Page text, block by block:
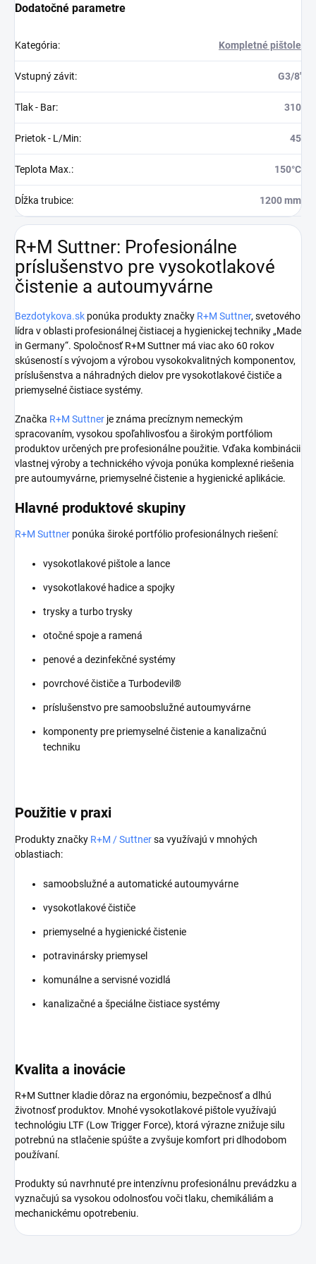
Dodatočné parametre
Kategória: Kompletné pištole
Vstupný závit: G3/8'
Tlak - Bar: 310
Prietok - L/Min: 45
Teplota Max.: 150°C
Dĺžka trubice: 1200 mm
R+M Suttner: Profesionálne
príslušenstvo pre vysokotlakové
čistenie a autoumyvárne
Bezdotykova.sk ponúka produkty značky R+M Suttner, svetového
lídra v oblasti profesionálnej čistiacej a hygienickej techniky „Made
in Germany“. Spoločnosť R+M Suttner má viac ako 60 rokov
skúseností s vývojom a výrobou vysokokvalitných komponentov,
príslušenstva a náhradných dielov pre vysokotlakové čističe a
priemyselné čistiace systémy.
Značka R+M Suttner je známa precíznym nemeckým
spracovaním, vysokou spoľahlivosťou a širokým portfóliom
produktov určených pre profesionálne použitie. Vďaka kombinácii
vlastnej výroby a technického vývoja ponúka komplexné riešenia
pre autoumyvárne, priemyselné čistenie a hygienické aplikácie.
Hlavné produktové skupiny
R+M Suttner ponúka široké portfólio profesionálnych riešení:
vysokotlakové pištole a lance
vysokotlakové hadice a spojky
trysky a turbo trysky
otočné spoje a ramená
penové a dezinfekčné systémy
povrchové čističe a Turbodevil®
príslušenstvo pre samoobslužné autoumyvárne
komponenty pre priemyselné čistenie a kanalizačnú
techniku
Použitie v praxi
Produkty značky R+M / Suttnersa využívajú v mnohých
oblastiach:
samoobslužné a automatické autoumyvárne
vysokotlakové čističe
priemyselné a hygienické čistenie
potravinársky priemysel
komunálne a servisné vozidlá
kanalizačné a špeciálne čistiace systémy
Kvalita a inovácie
R+M Suttner kladie dôraz na ergonómiu, bezpečnosť a dlhú
životnosť produktov. Mnohé vysokotlakové pištole využívajú
technológiu LTF (Low Trigger Force), ktorá výrazne znižuje silu
potrebnú na stlačenie spúšte a zvyšuje komfort pri dlhodobom
používaní.
Produkty sú navrhnuté pre intenzívnu profesionálnu prevádzku a
vyznačujú sa vysokou odolnosťou voči tlaku, chemikáliám a
mechanickému opotrebeniu.